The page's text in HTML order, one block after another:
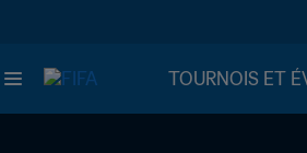
TOURNOIS ET